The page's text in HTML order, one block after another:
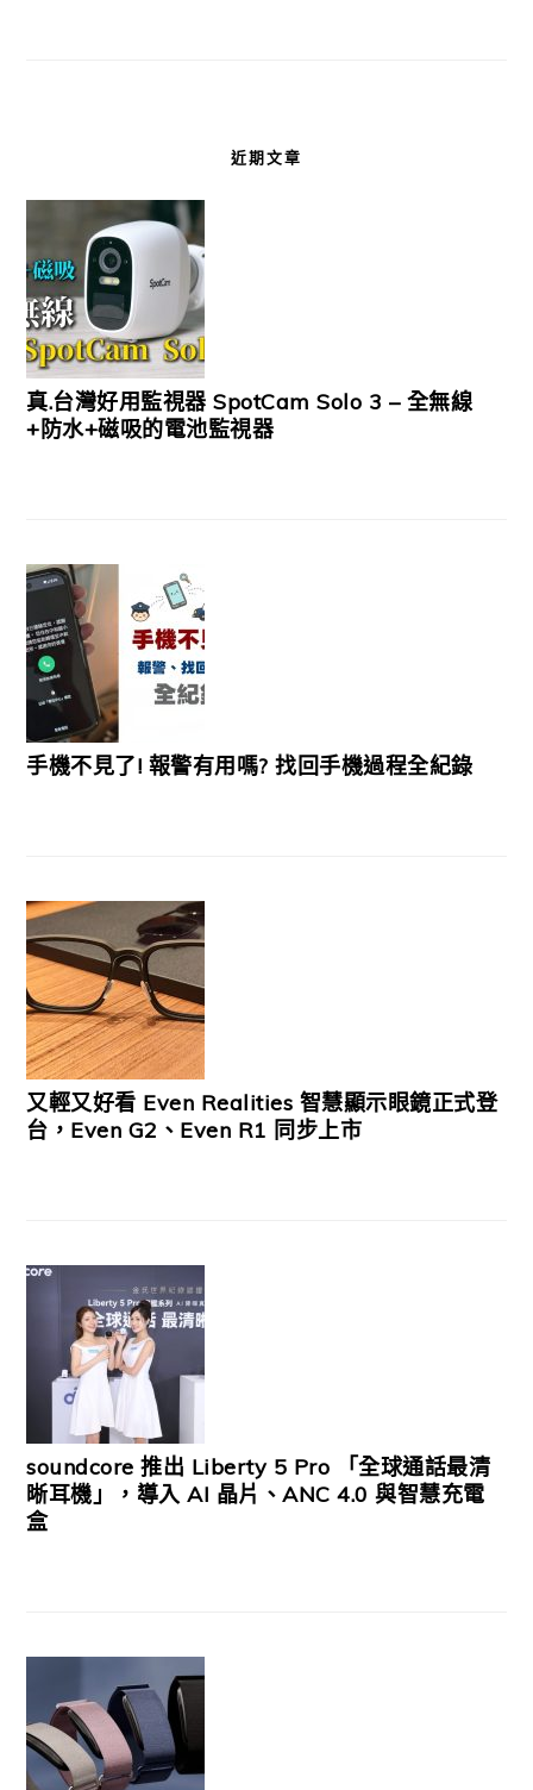
近期文章
真.台灣好用監視器 SpotCam Solo 3 – 全無線
+防水+磁吸的電池監視器
手機不見了! 報警有用嗎? 找回手機過程全紀錄
又輕又好看 Even Realities 智慧顯示眼鏡正式登
台，Even G2、Even R1 同步上市
soundcore 推出 Liberty 5 Pro 「全球通話最清
晰耳機」，導入 AI 晶片、ANC 4.0 與智慧充電
盒